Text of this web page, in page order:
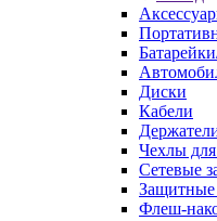
Диски
Кабели
Чехлы
Сетевые
Защитные
Флеш-